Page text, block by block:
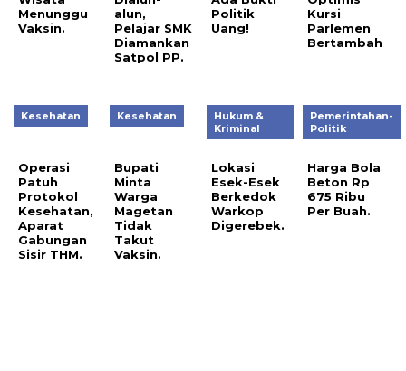
Menunggu
Vaksin.
alun,
Pelajar SMK
Diamankan
Satpol PP.
Politik
Uang!
Kursi
Parlemen
Bertambah
Kesehatan
Operasi
Patuh
Protokol
Kesehatan,
Aparat
Gabungan
Sisir THM.
Kesehatan
Bupati
Minta
Warga
Magetan
Tidak
Takut
Vaksin.
Hukum &
Kriminal
Lokasi
Esek-Esek
Berkedok
Warkop
Digerebek.
Pemerintahan-
Politik
Harga Bola
Beton Rp
675 Ribu
Per Buah.